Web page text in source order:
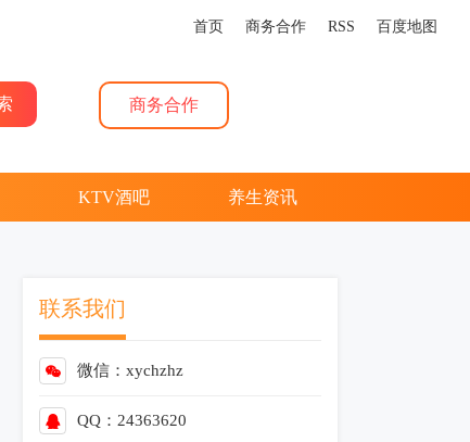
首页 商务合作 RSS 百度地图
商务合作
KTV酒吧 养生资讯
联系我们
微信： xychzhz
QQ： 24363620